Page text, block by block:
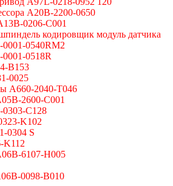
A20B-2200-0650
0206-C001
кодировщик модуль датчика
0001-0540RM2
0518R
B153
0025
A660-2040-T046
2600-C001
0303-C128
K102
0304 S
K112
6107-H005
0098-B010